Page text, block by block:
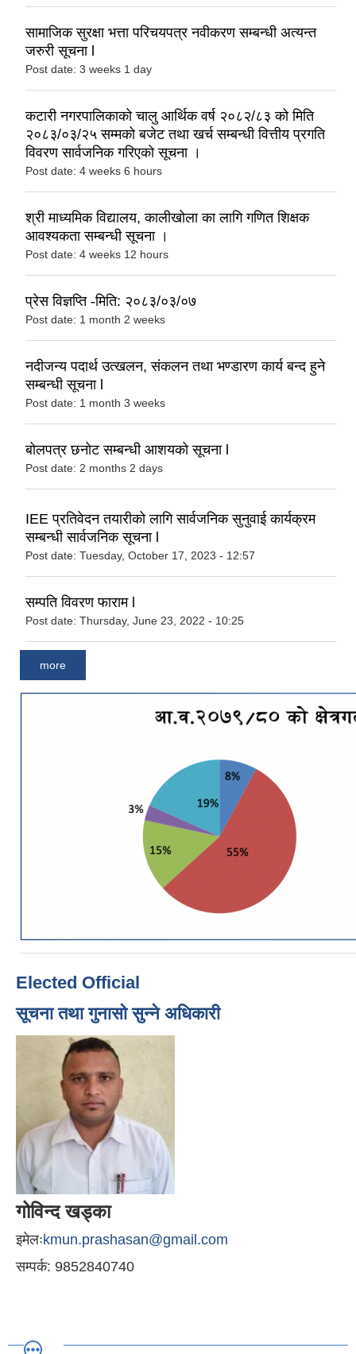
सामाजिक सुरक्षा भत्ता परिचयपत्र नवीकरण सम्बन्धी अत्यन्त
जरुरी सूचना l
Post date: 3 weeks 1 day
कटारी नगरपालिकाको चालु आर्थिक वर्ष २०८२/८३ को मिति
२०८३/०३/२५ सम्मको बजेट तथा खर्च सम्बन्धी वित्तीय प्रगति
विवरण सार्वजनिक गरिएको सूचना ।
Post date: 4 weeks 6 hours
श्री माध्यमिक विद्यालय, कालीखोला का लागि गणित शिक्षक
आवश्यकता सम्बन्धी सूचना ।
Post date: 4 weeks 12 hours
प्रेस विज्ञप्ति -मिति: २०८३/०३/०७
Post date: 1 month 2 weeks
नदीजन्य पदार्थ उत्खलन, संकलन तथा भण्डारण कार्य बन्द हुने
सम्बन्धी सूचना l
Post date: 1 month 3 weeks
बोलपत्र छनोट सम्बन्धी आशयको सूचना l
Post date: 2 months 2 days
IEE प्रतिवेदन तयारीको लागि सार्वजनिक सुनुवाई कार्यक्रम
सम्बन्धी सार्वजनिक सूचना l
Post date: Tuesday, October 17, 2023 - 12:57
सम्पति विवरण फाराम l
Post date: Thursday, June 23, 2022 - 10:25
more
Elected Official
सूचना तथा गुनासो सुन्ने अधिकारी
गोविन्द खड्का
इमेलःkmun.prashasan@gmail.com
सम्पर्क: 9852840740